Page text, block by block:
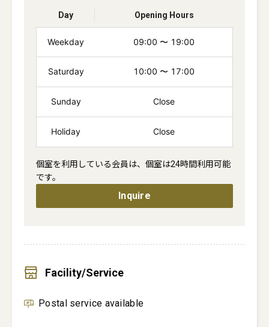
Day Opening Hours
Weekday 09:00 〜 19:00
Saturday 10:00 〜 17:00
Sunday Close
Holiday Close
個室を利用している会員は、個室は24時間利用可能
です。
Inquire
Facility/Service
Postal service available